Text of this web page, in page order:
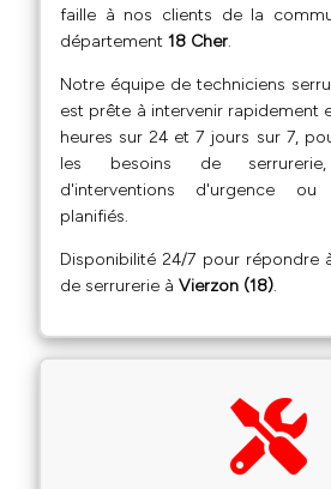
faille à nos clients de la
département 18 Cher.
Notre équipe de techniciens
est prête à intervenir rapidement
heures sur 24 et 7 jours sur 7,
les besoins de
d'interventions d'urgence
planifiés.
Disponibilité 24/7 pour répondre
de serrurerie à Vierzon (18).